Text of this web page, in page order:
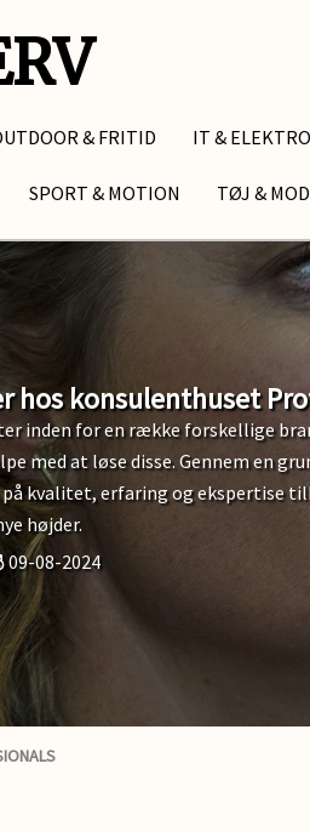
& FRITID IT &
SPORT & MOTION TØJ &
konsulenthuset
inden for en række forskellige
med at løse disse. Gennem en
kvalitet, erfaring og ekspertise
højder.
09-08-2024